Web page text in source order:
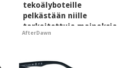
tekoälyboteille
pelkästään niille
tarkoitettuja mainoksia
- vaikuttaa tekoälyn
AfterDawn